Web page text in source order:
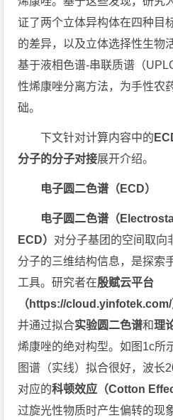
证了两个立体异构体在四种目
的差异，以及立体选择性生物
基于液相色谱-串联质谱（
性烯康唑分离方法，为手性农
础。
下文针对计算内容中的
分子的分子对接展开介绍。
电子圆二色谱（ECD）
电子圆二色谱（
ECD） 对分子基团的空间取向
分子的三维结构信息，是探索
工具。研究者在殷赋云平台
（https://cloud.yinfotek.com/
并通过拟合实验圆二色谱和理
烯康唑的绝对构型。如图1c所
图谱（实线）拟合很好，波长
对应的科顿效应（Cotton
过旋光性物质时产生偏转的现